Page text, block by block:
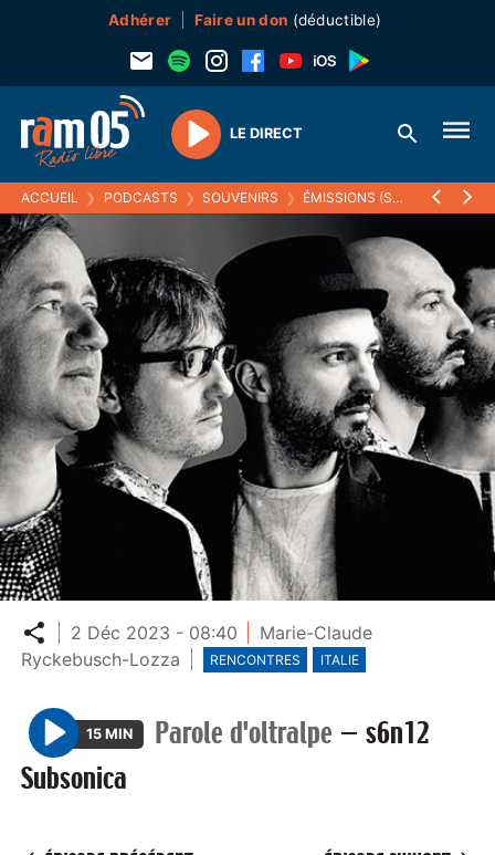
Adhérer Faire un don (déductible)
Play
LE DIRECT
ACCUEIL ❯ PODCASTS ❯ SOUVENIRS ❯ ÉMISSIONS (SOUVENIRS) ❯
Partager
2 Déc 2023 - 08:40
Marie-Claude
Ryckebusch-Lozza
RENCONTRES ITALIE
P
l
15 MIN Parole d'oltralpe — s6n12
Subsonica